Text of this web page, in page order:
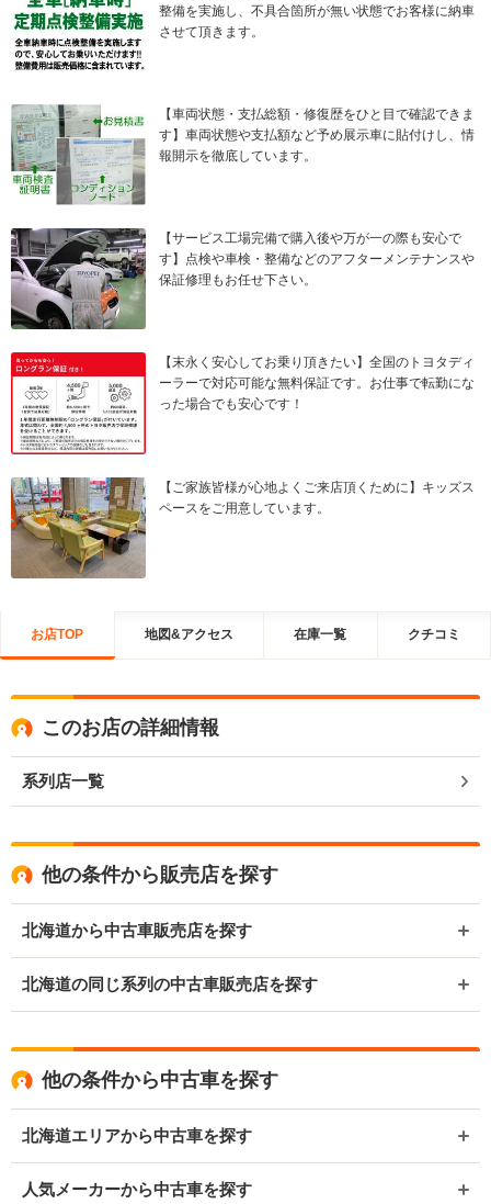
整備を実施し、不具合箇所が無い状態でお客様に納車
させて頂きます。
【車両状態・支払総額・修復歴をひと目で確認できま
す】車両状態や支払額など予め展示車に貼付けし、情
報開示を徹底しています。
【サービス工場完備で購入後や万が一の際も安心で
す】点検や車検・整備などのアフターメンテナンスや
保証修理もお任せ下さい。
【末永く安心してお乗り頂きたい】全国のトヨタディ
ーラーで対応可能な無料保証です。お仕事で転勤にな
った場合でも安心です！
【ご家族皆様が心地よくご来店頂くために】キッズス
ペースをご用意しています。
お店TOP 地図&アクセス 在庫一覧 クチコミ
このお店の詳細情報
系列店一覧
他の条件から販売店を探す
北海道から中古車販売店を探す
北海道の同じ系列の中古車販売店を探す
他の条件から中古車を探す
北海道エリアから中古車を探す
人気メーカーから中古車を探す